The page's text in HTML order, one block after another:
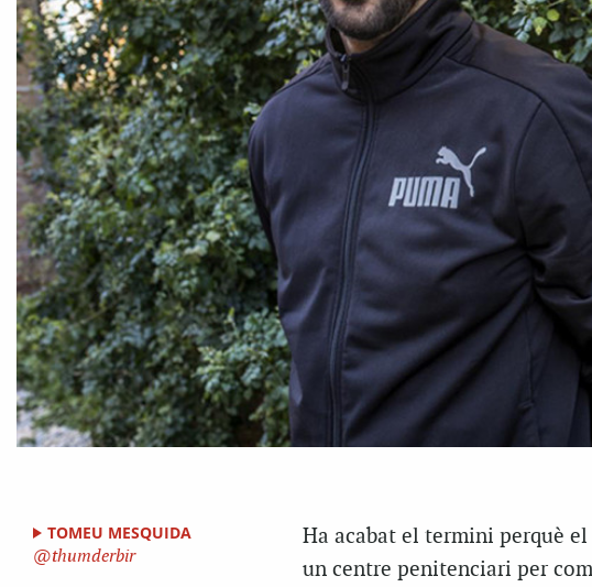
TOMEU MESQUIDA
thumderbir
Ha acabat el termini perquè
un centre penitenciari per